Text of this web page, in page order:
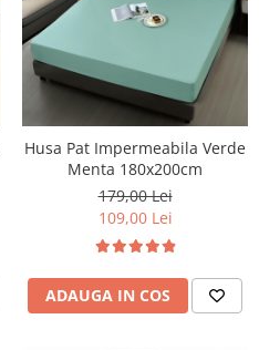
Husa Pat Impermeabila Verde
Menta 180x200cm
179,00 Lei
109,00 Lei
ADAUGA IN COS